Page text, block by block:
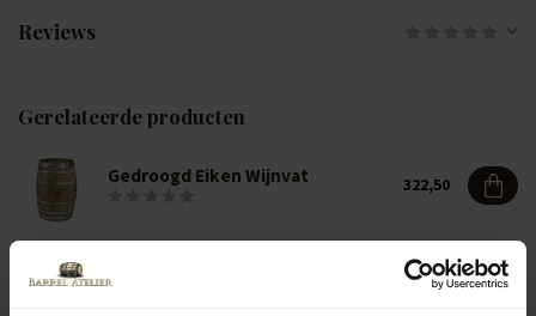
Reviews
Gerelateerde producten
Gedroogd Eiken Wijnvat 322,50